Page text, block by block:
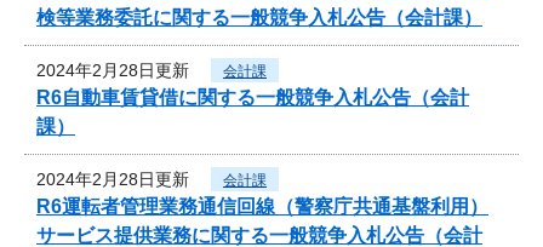
検等業務委託に関する一般競争入札公告（会計課）
2024年2月28日更新 会計課
R6自動車賃貸借に関する一般競争入札公告（会計
課）
2024年2月28日更新 会計課
R6運転者管理業務通信回線（警察庁共通基盤利用）
サービス提供業務に関する一般競争入札公告（会計